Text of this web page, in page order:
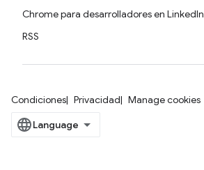
Chrome para desarrolladores en LinkedIn
RSS
Condiciones Privacidad Manage cookies